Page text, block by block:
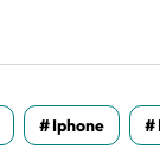
Iphone